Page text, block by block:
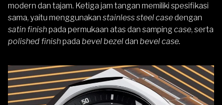
modern dan tajam. Ketiga jam tangan memiliki spesifikasi
sama, yaitu menggunakan stainless steel casedengan
satin finishpada permukaan atas dan samping case, serta
polished finishpada bevel bezeldan bevel case.